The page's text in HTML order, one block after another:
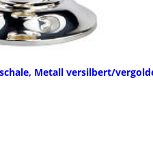
Metall versilbert/